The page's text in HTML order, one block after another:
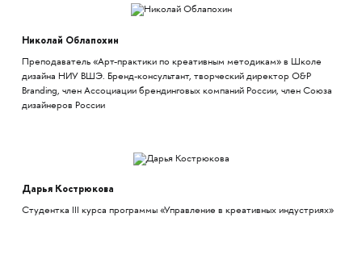
Николай Облапохин
Преподаватель «Арт-практики по креативным методикам» в Школе
дизайна НИУ ВШЭ. Бренд-консультант, творческий директор O&P
Branding, член Ассоциации брендинговых компаний России, член Союза
дизайнеров России
Дарья Кострюкова
Студентка III курса программы «Управление в креативных индустриях»